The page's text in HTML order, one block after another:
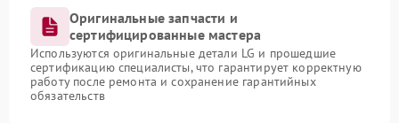
Оригинальные запчасти и
сертифицированные мастера
Используются оригинальные детали LG и прошедшие
сертификацию специалисты, что гарантирует корректную
работу после ремонта и сохранение гарантийных
обязательств